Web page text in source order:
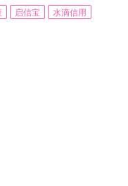
启信宝 水滴信用